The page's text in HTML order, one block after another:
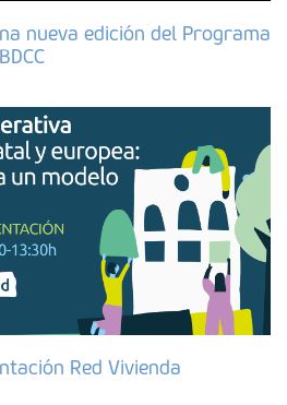
nueva edición del Programa
Red Vivienda